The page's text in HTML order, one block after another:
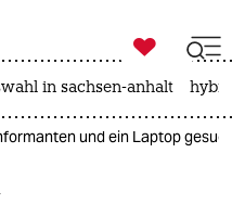

taz zahl ich
in sachsen-anhalt
und ein Laptop